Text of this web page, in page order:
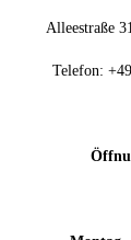
Alleestraße
Telefon: